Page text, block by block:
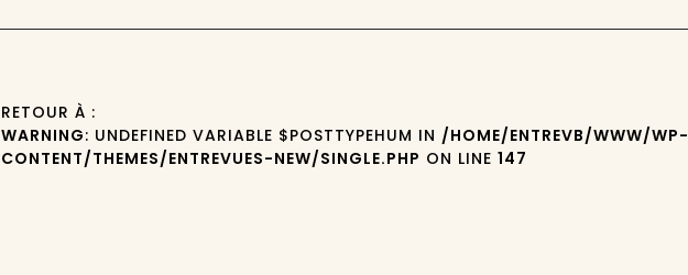
RETOUR À :
WARNING: UNDEFINED VARIABLE $POSTTYPEHUM IN /HOME/ENTREVB/WWW/WP-
CONTENT/THEMES/ENTREVUES-NEW/SINGLE.PHP ON LINE147